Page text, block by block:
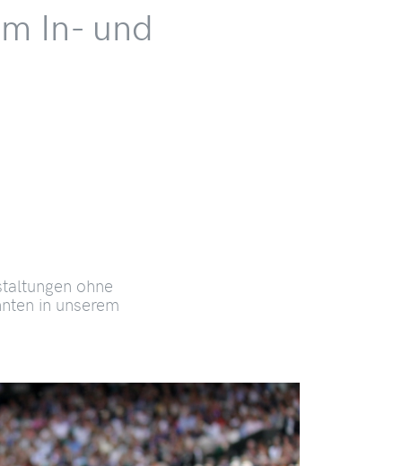
In- und
ohne
in unserem